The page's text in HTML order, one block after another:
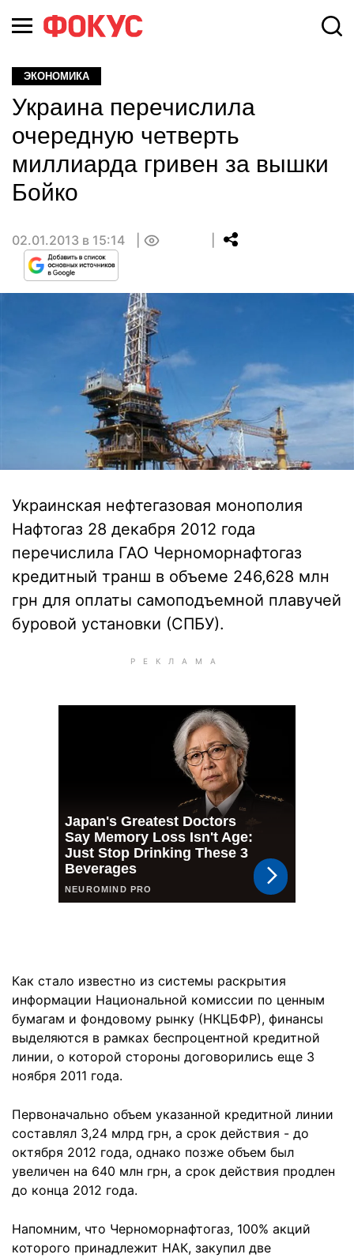
ЭКОНОМИКА
Украина перечислила
очередную четверть
миллиарда гривен за вышки
Бойко
02.01.2013 в 15:14
Украинская нефтегазовая монополия
Нафтогаз 28 декабря 2012 года
перечислила ГАО Черноморнафтогаз
кредитный транш в объеме 246,628 млн
грн для оплаты самоподъемной плавучей
буровой установки (СПБУ).
Как стало известно из системы раскрытия
информации Национальной комиссии по ценным
бумагам и фондовому рынку (НКЦБФР), финансы
выделяются в рамках беспроцентной кредитной
линии, о которой стороны договорились еще 3
ноября 2011 года.
Первоначально объем указанной кредитной линии
составлял 3,24 млрд грн, а срок действия - до
октября 2012 года, однако позже объем был
увеличен на 640 млн грн, а срок действия продлен
до конца 2012 года.
Напомним, что Черноморнафтогаз, 100% акций
которого принадлежит НАК, закупил две